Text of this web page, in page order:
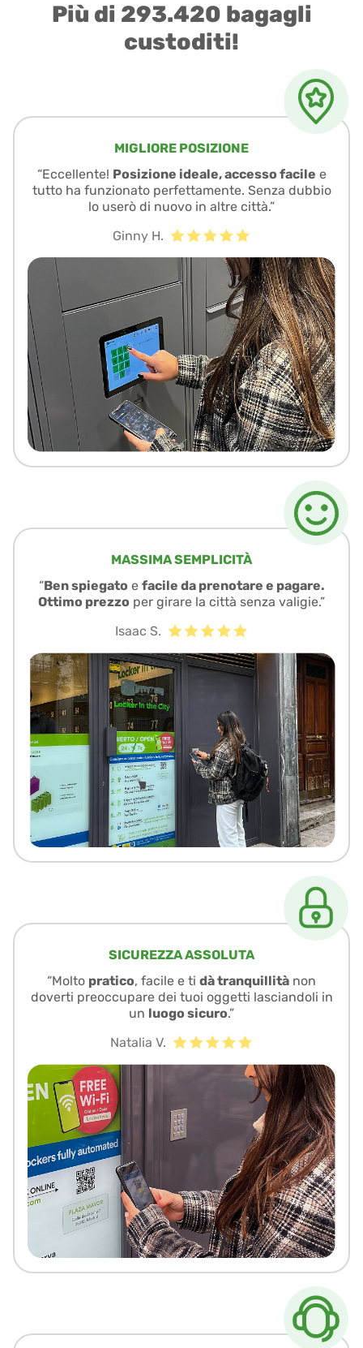
Più di 293.420 bagagli
custoditi!
MIGLIORE POSIZIONE
“Eccellente! Posizione ideale, accesso facile e
tutto ha funzionato perfettamente. Senza dubbio
lo userò di nuovo in altre città.”
Ginny H.
MASSIMA SEMPLICITÀ
“Ben spiegato e facile da prenotare e pagare.
Ottimo prezzo per girare la città senza valigie.”
Isaac S.
SICUREZZA ASSOLUTA
“Molto pratico, facile e ti dà tranquillità non
doverti preoccupare dei tuoi oggetti lasciandoli in
un luogo sicuro.”
Natalia V.